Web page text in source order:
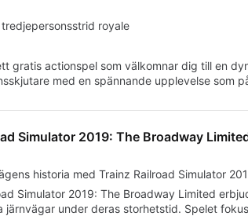
royale
gratis actionspel som välkomnar dig till en
med en spännande upplevelse som
Simulator 2019: The Broadway
historia med Trainz Railroad Simulator
Simulator 2019: The Broadway Limited
järnvägar under deras storhetstid. Spelet